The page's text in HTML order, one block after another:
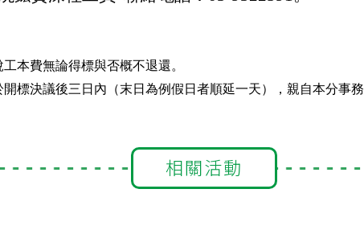
本費無論得標與否概不退還。
標決議後三日內（末日為例假日者順延一天），親自本分事務
相關活動